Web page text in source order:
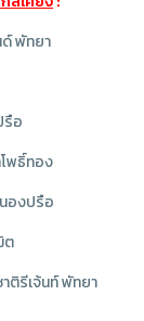
พัทยา
รือ
โพธิ์ทอง
องปรือ
ต
าติรีเจ้นท์ พัทยา